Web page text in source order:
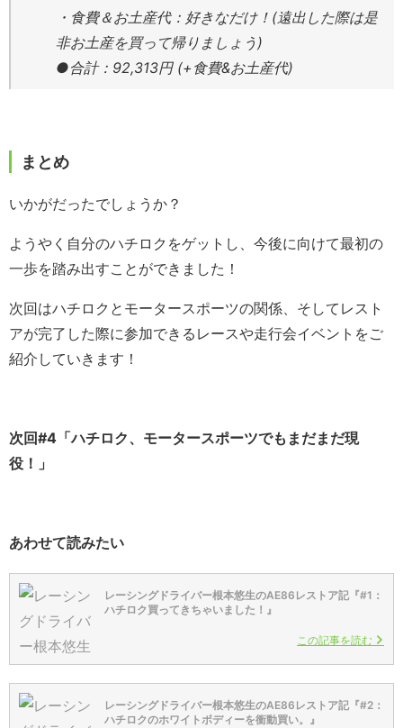
・食費＆お土産代：好きなだけ！(遠出した際は是
非お土産を買って帰りましょう)
●合計：92,313円 (+食費&お土産代)
まとめ
いかがだったでしょうか？
ようやく自分のハチロクをゲットし、今後に向けて最初の
一歩を踏み出すことができました！
次回はハチロクとモータースポーツの関係、そしてレスト
アが完了した際に参加できるレースや走行会イベントをご
紹介していきます！
次回#4「ハチロク、モータースポーツでもまだまだ現
役！」
あわせて読みたい
レーシングドライバー根本悠生のAE86レストア記『#1：
ハチロク買ってきちゃいました！』
この記事を読む
レーシングドライバー根本悠生のAE86レストア記『#2：
ハチロクのホワイトボディーを衝動買い。』